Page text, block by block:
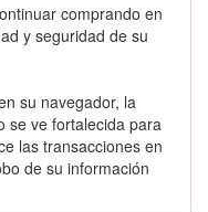
comprando en
y seguridad de su
su navegador, la
se ve fortalecida para
las transacciones en
de su información